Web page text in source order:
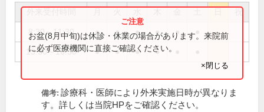
祝
8:30～11:30 ● ● ● ● ●
13:30～16:30 ● ● ● ●
お盆(8月中旬)は休診・休業の場合があります。来院前
に必ず医療機関に直接ご確認ください。
×閉じる
備考: 診療科・医師により外来実施日時が異なりま
す。詳しくは当院HPをご確認ください。